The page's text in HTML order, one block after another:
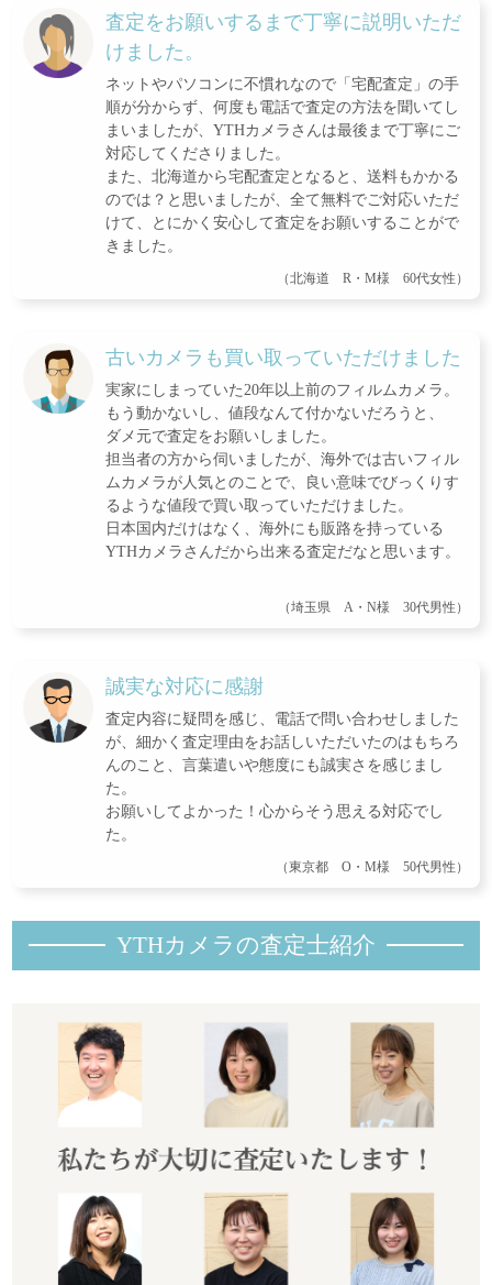
査定をお願いするまで丁寧に説明いただ
けました。
ネットやパソコンに不慣れなので「宅配査定」の手
順が分からず、何度も電話で査定の方法を聞いてし
まいましたが、YTHカメラさんは最後まで丁寧にご
対応してくださりました。
また、北海道から宅配査定となると、送料もかかる
のでは？と思いましたが、全て無料でご対応いただ
けて、とにかく安心して査定をお願いすることがで
きました。
（北海道 R・M様 60代女性）
古いカメラも買い取っていただけました
実家にしまっていた20年以上前のフィルムカメラ。
もう動かないし、値段なんて付かないだろうと、
ダメ元で査定をお願いしました。
担当者の方から伺いましたが、海外では古いフィル
ムカメラが人気とのことで、良い意味でびっくりす
るような値段で買い取っていただけました。
日本国内だけはなく、海外にも販路を持っている
YTHカメラさんだから出来る査定だなと思います。
（埼玉県 A・N様 30代男性）
誠実な対応に感謝
査定内容に疑問を感じ、電話で問い合わせしました
が、細かく査定理由をお話しいただいたのはもちろ
んのこと、言葉遣いや態度にも誠実さを感じまし
た。
お願いしてよかった！心からそう思える対応でし
た。
（東京都 O・M様 50代男性）
YTHカメラの査定士紹介